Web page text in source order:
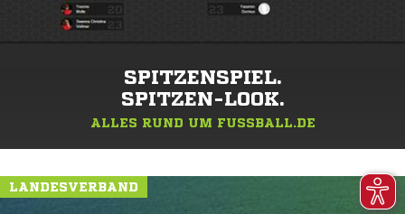
SPITZENSPIEL.
SPITZEN-LOOK.
ALLES RUND UM FUSSBALL.DE
LANDESVERBAND